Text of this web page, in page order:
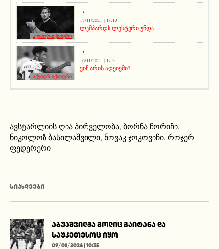
აქეთურ-იქითური
17/11/2021 | 13:13
ლემპარდს ლესტერი უნდა
აქეთურ-იქითური
16/11/2021 | 17:31
ვინ არის ადეიემი?
ავსტარლიის ღია პირველობა, ბორნა ჩორიჩი,
ნიკოლოზ ბასილაშვილი, ნოვაკ ჯოკოვიჩი, როჯერ
ფედერერი
ᲡᲘᲐᲮᲚᲔᲔᲑᲘ
აბუაშვილმა გოლიც გაიტანა და
საუკეთესოც იყო
09/08/2026 | 10:35